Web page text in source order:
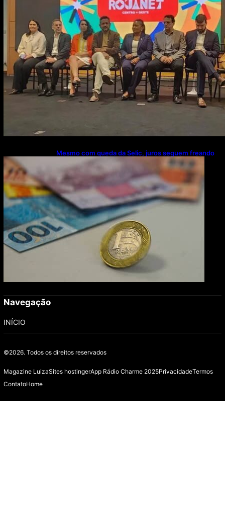
Mesmo com queda da Selic, juros seguem freando
investimentos, diz CNI
Navegação
INÍCIO
©2026. Todos os direitos reservados
Magazine LuizaSites hostingerApp Rádio Charme 2025PrivacidadeTermos
ContatoHome